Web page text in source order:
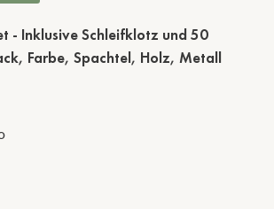
- Inklusive Schleifklotz und 50
Farbe, Spachtel, Holz, Metall